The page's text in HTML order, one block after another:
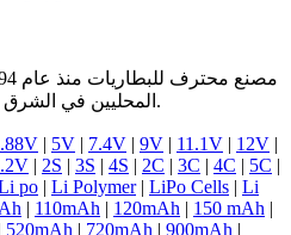
المحليين في الشرق الأوسط، ونحن نبحث عن وكلاء.
| 5V | 7.4V | 9V | 11.1V | 12V |
| 2S | 3S | 4S | 2C | 3C | 4C | 5C |
po | Li Polymer| LiPo Cells | Li
| 110mAh | 120mAh | 150 mAh |
520mAh | 720mAh | 900mAh |